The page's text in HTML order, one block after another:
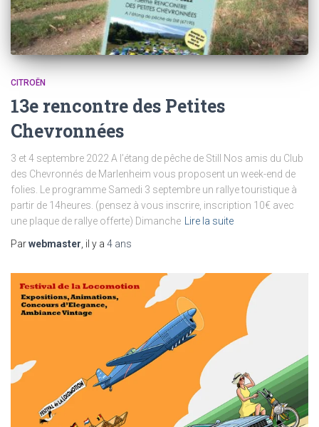
CITROËN
13e rencontre des Petites
Chevronnées
3 et 4 septembre 2022 A l’étang de pêche de Still Nos amis du Club
des Chevronnés de Marlenheim vous proposent un week-end de
folies. Le programme Samedi 3 septembre un rallye touristique à
partir de 14heures. (pensez à vous inscrire, inscription 10€ avec
une plaque de rallye offerte) Dimanche
Lire la suite
Parwebmaster , il y a 4 ans